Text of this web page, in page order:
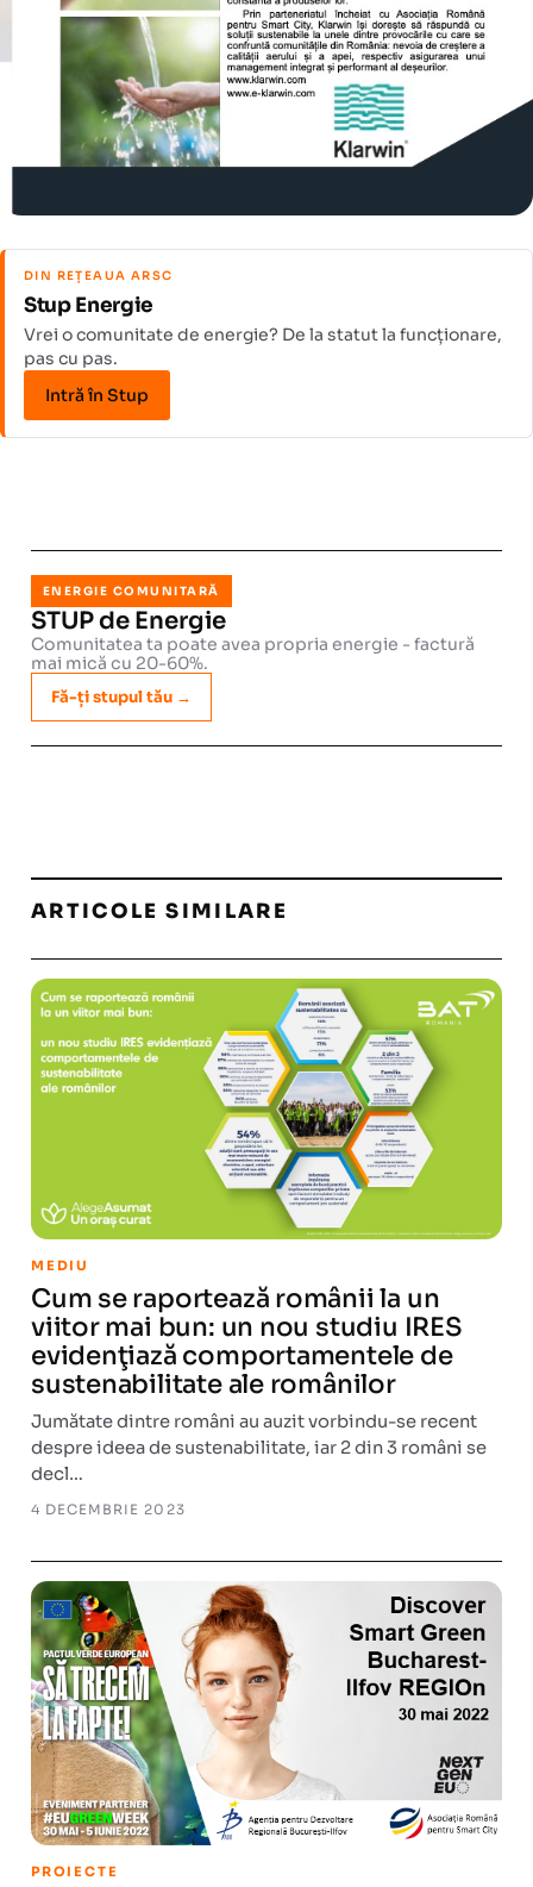
DIN REȚEAUA ARSC
Stup Energie
Vrei o comunitate de energie? De la statut la funcționare,
pas cu pas.
Intră în Stup
ENERGIE COMUNITARĂ
STUP de Energie
Comunitatea ta poate avea propria energie - factură
mai mică cu 20-60%.
Fă-ți stupul tău →
ARTICOLE SIMILARE
MEDIU
Cum se raportează românii la un
viitor mai bun: un nou studiu IRES
evidenţiază comportamentele de
sustenabilitate ale românilor
Jumătate dintre români au auzit vorbindu-se recent
despre ideea de sustenabilitate, iar 2 din 3 români se
decl…
4 DECEMBRIE 2023
PROIECTE